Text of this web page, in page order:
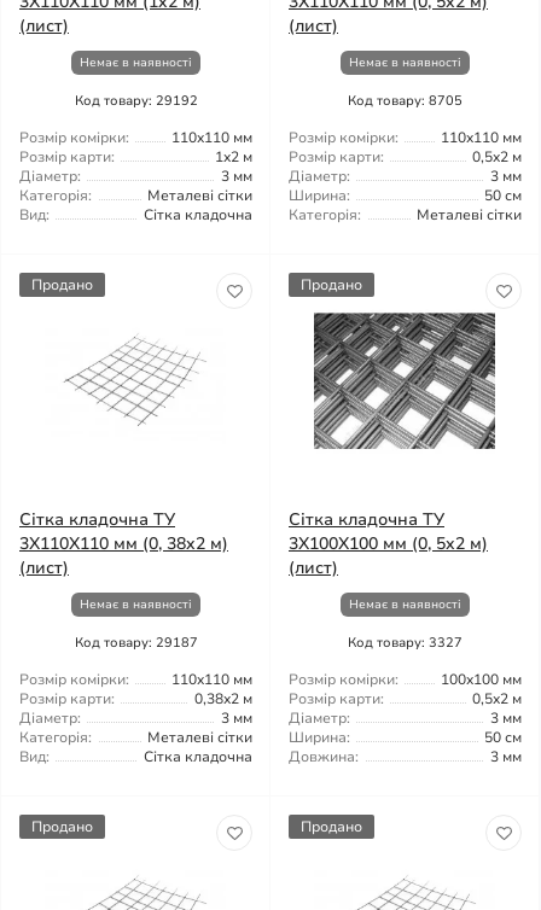
(лист)
Немає в наявності
Код товару: 29192
Розмір комірки:
110x110 мм
Розмір карти:
1x2 м
Діаметр:
3 мм
Категорія:
Металеві сітки
Вид:
Сітка кладочна
(лист)
Немає в наявності
Код товару: 8705
Розмір комірки:
110x110 мм
Розмір карти:
0,5x2 м
Діаметр:
3 мм
Ширина:
50 см
Категорія:
Металеві сітки
Продано
Сітка кладочна ТУ
3X110X110 мм (0, 38x2 м)
(лист)
Немає в наявності
Код товару: 29187
Розмір комірки:
110x110 мм
Розмір карти:
0,38x2 м
Діаметр:
3 мм
Категорія:
Металеві сітки
Вид:
Сітка кладочна
Продано
Сітка кладочна ТУ
3X100X100 мм (0, 5x2 м)
(лист)
Немає в наявності
Код товару: 3327
Розмір комірки:
100x100 мм
Розмір карти:
0,5x2 м
Діаметр:
3 мм
Ширина:
50 см
Довжина:
3 мм
Продано Продано